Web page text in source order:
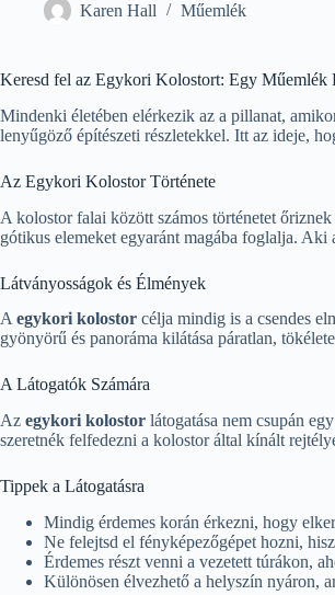
Karen Hall Műemlék
Keresd fel az Egykori Kolostort: Egy Műemlék
Mindenki életében elérkezik az a pillanat,
lenyűgöző építészeti részletekkel. Itt az ideje,
Az Egykori Kolostor Története
A kolostor falai között számos történetet
gótikus elemeket egyaránt magába foglalja.
Látványosságok és Élmények
A egykori kolostor célja mindig is a csendes
gyönyörű és panoráma kilátása páratlan,
A Látogatók Számára
Az egykori kolostor látogatása nem csupán
szeretnék felfedezni a kolostor által kínált
Tippek a Látogatásra
Mindig érdemes korán érkezni, hogy
Ne felejtsd el fényképezőgépet hozni,
Érdemes részt venni a vezetett túrákon,
Különösen élvezhető a helyszín nyáron,